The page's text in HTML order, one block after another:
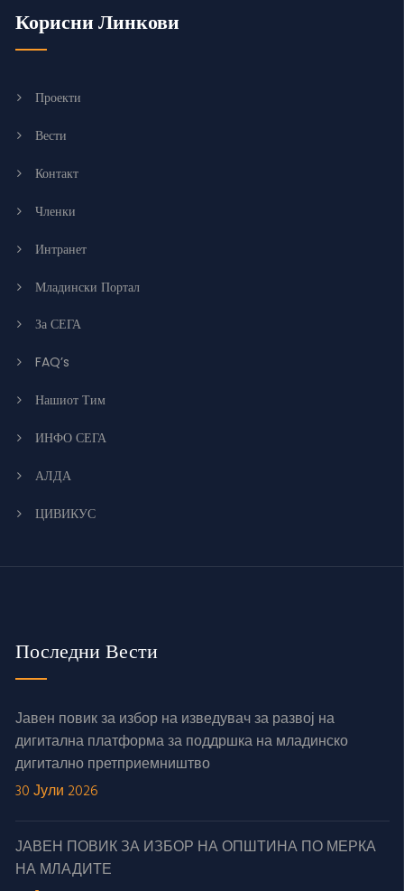
Корисни Линкови
Проекти
Вести
Контакт
Членки
Интранет
Младински Портал
За СЕГА
FAQ’s
Нашиот Тим
ИНФО СЕГА
АЛДА
ЦИВИКУС
Последни Вести
Јавен повик за избор на изведувач за развој на
дигитална платформа за поддршка на младинско
дигитално претприемништво
30 Јули 2026
ЈАВЕН ПОВИК ЗА ИЗБОР НА ОПШТИНА ПО МЕРКА
НА МЛАДИТЕ